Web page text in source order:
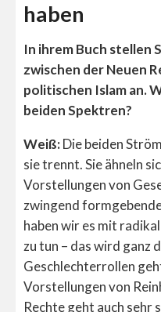
haben
In ihrem Buch stellen
zwischen der Neuen
politischen Islam an.
beiden Spektren?
Weiß:Die beiden
sie trennt. Sie ähneln
Vorstellungen von
zwingend
haben wir es mit
zu tun – das wird ganz
Geschlechterrollen
Vorstellungen von
Rechte geht auch sehr